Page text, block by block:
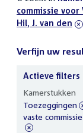
filters
commissie
Hil, J. van den
Verfijn uw
uw
resultaten
Actieve filters
Kamerstukken
verwijder
filter
Toezeggingen
verwijder
filter
vaste